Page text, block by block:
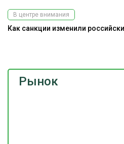
Рынок
В центре внимания
Как санкции изменили